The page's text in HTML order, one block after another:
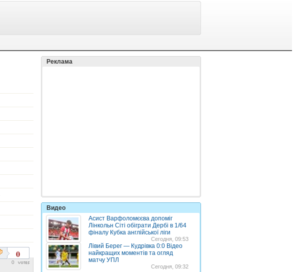
0
0
Реклама
Видео
Асист Варфоломєєва допоміг
Лінкольн Сіті обіграти Дербі в 1/64
фіналу Кубка англійської ліги
Сегодня, 09:53
Лівий Берег — Кудрівка 0:0 Відео
найкращих моментів та огляд
матчу УПЛ
Сегодня, 09:32